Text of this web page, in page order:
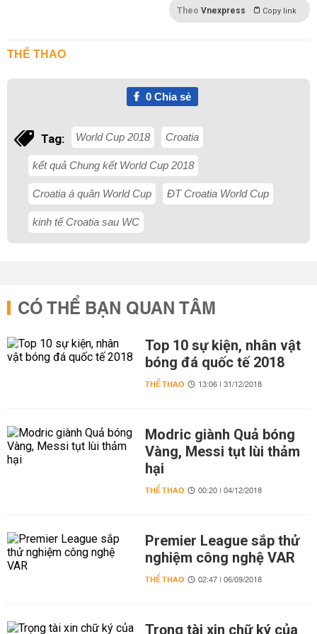
Theo Vnexpress Copy link
THỂ THAO
0Chia sẻ
Tag: World Cup 2018 Croatia
kết quả Chung kết World Cup 2018
Croatia á quân World Cup ĐT Croatia World Cup
kinh tế Croatia sau WC
CÓ THỂ BẠN QUAN TÂM
Top 10 sự kiện, nhân vật
bóng đá quốc tế 2018
THỂ THAO 13:06 | 31/12/2018
Modric giành Quả bóng
Vàng, Messi tụt lùi thảm
hại
THỂ THAO 00:20 | 04/12/2018
Premier League sắp thử
nghiệm công nghệ VAR
THỂ THAO 02:47 | 06/09/2018
Trọng tài xin chữ ký của